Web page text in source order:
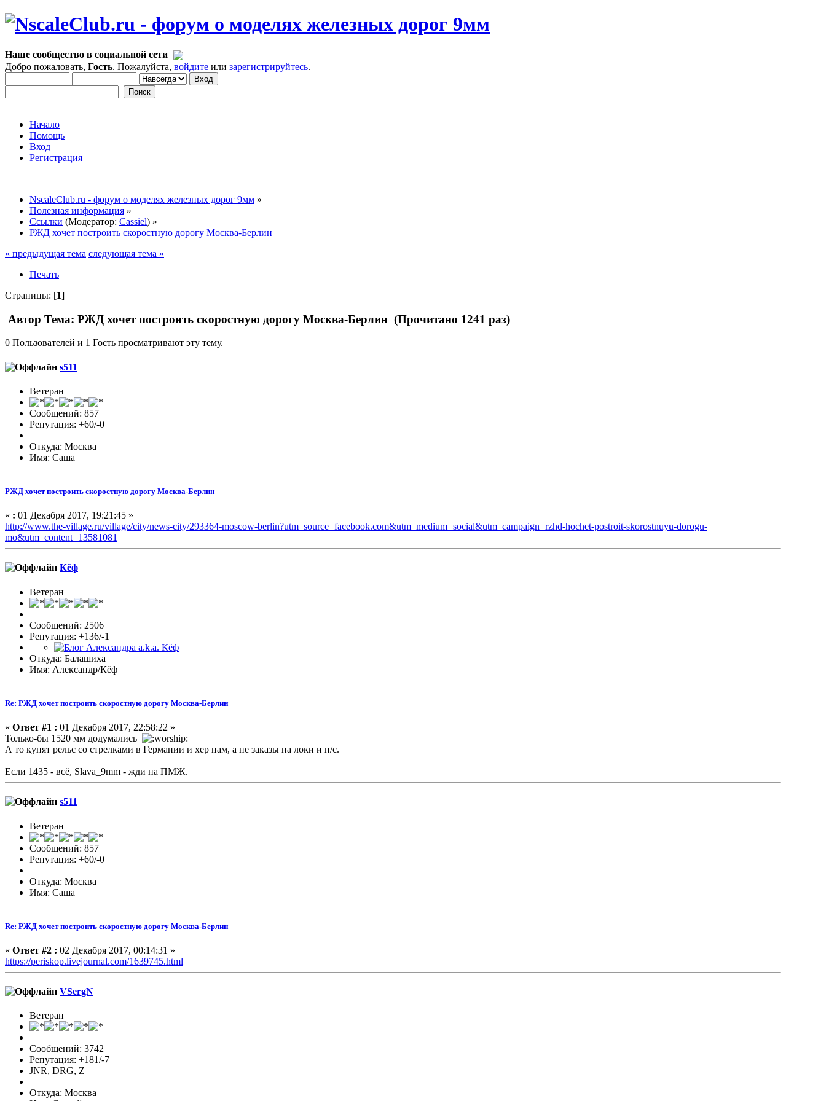
Наше сообщество в социальной сети
Добро пожаловать, Гость. Пожалуйста, войдите или зарегистрируйтесь.
Начало
Помощь
Вход
Регистрация
NscaleClub.ru - форум о моделях железных дорог 9мм »
Полезная информация »
Ссылки (Модератор: Cassiel) »
РЖД хочет построить скоростную дорогу Москва-Берлин
« предыдущая тема следующая тема »
Печать
Страницы: [1]
Автор Тема: РЖД хочет построить скоростную дорогу Москва-Берлин (Прочитано 1241 раз)
0 Пользователей и 1 Гость просматривают эту тему.
s511
Ветеран
Сообщений: 857
Репутация: +60/-0
Откуда: Москва
Имя: Саша
РЖД хочет построить скоростную дорогу Москва-Берлин
« : 01 Декабря 2017, 19:21:45 »
http://www.the-village.ru/village/city/news-city/293364-moscow-berlin?utm_source=facebook.com&utm_medium=social&utm_campaign=rzhd-hochet-postroit-skorostnuyu-dorogu-
mo&utm_content=13581081
Кёф
Ветеран
Сообщений: 2506
Репутация: +136/-1
Откуда: Балашиха
Имя: Александр/Кёф
Re: РЖД хочет построить скоростную дорогу Москва-Берлин
« Ответ #1 : 01 Декабря 2017, 22:58:22 »
Только-бы 1520 мм додумались
А то купят рельс со стрелками в Германии и хер нам, а не заказы на локи и п/с.
Если 1435 - всё, Slava_9mm - жди на ПМЖ.
s511
Ветеран
Сообщений: 857
Репутация: +60/-0
Откуда: Москва
Имя: Саша
Re: РЖД хочет построить скоростную дорогу Москва-Берлин
« Ответ #2 : 02 Декабря 2017, 00:14:31 »
https://periskop.livejournal.com/1639745.html
VSergN
Ветеран
Сообщений: 3742
Репутация: +181/-7
JNR, DRG, Z
Откуда: Москва